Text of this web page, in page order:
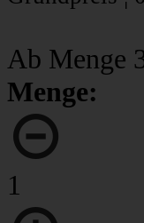
Ab Menge
Menge:
1